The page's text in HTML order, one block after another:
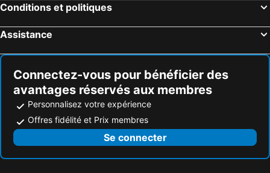
Conditions et politiques
Assistance
Connectez-vous pour bénéficier des
avantages réservés aux membres
Personnalisez votre expérience
Offres fidélité et Prix membres
Se connecter